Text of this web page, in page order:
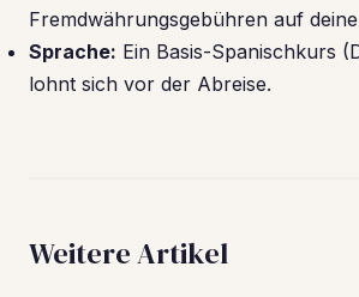
Fremdwährungsgebühren auf deine
Sprache: Ein Basis-Spanischkurs
lohnt sich vor der Abreise.
Weitere Artikel